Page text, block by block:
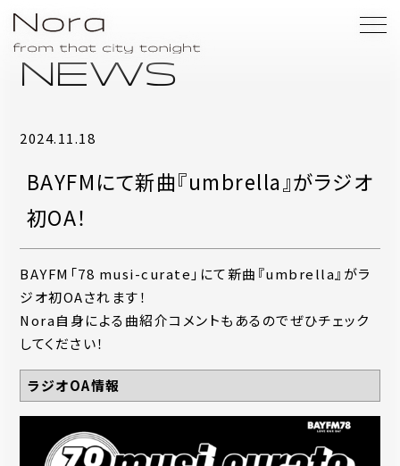
NEWS
2024.11.18
BAYFMにて新曲『umbrella』がラジオ
初OA！
BAYFM「78 musi-curate」にて新曲『umbrella』がラ
ジオ初OAされます！
Nora自身による曲紹介コメントもあるのでぜひチェック
してください！
ラジオOA情報